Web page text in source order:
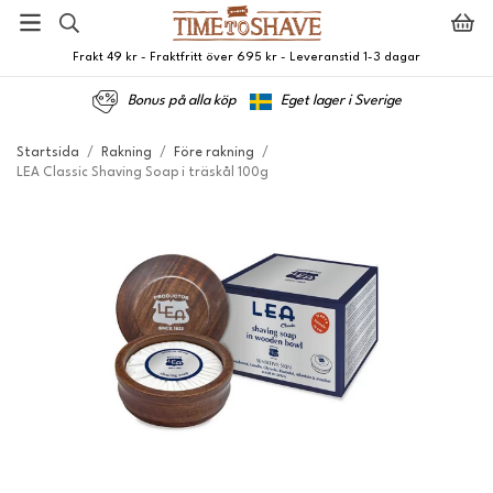
Frakt 49 kr - Fraktfritt över 695 kr - Leveranstid 1-3 dagar
Bonus på alla köp Eget lager i Sverige
Startsida / Rakning / Före rakning
/
LEA Classic Shaving Soap i träskål 100g